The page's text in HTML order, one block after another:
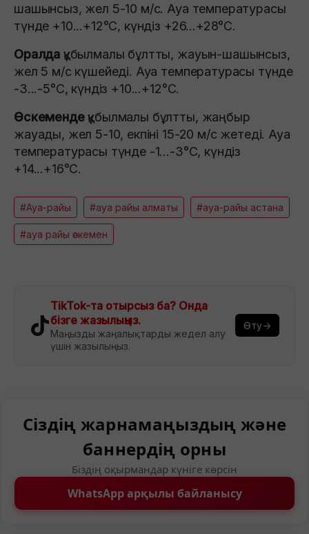
шашынсыз, жел 5-10 м/с. Ауа температурасы
түнде +10...+12°C, күндіз +26...+28°C.
Оралда құбылмалы бұлтты, жауын-шашынсыз,
жел 5 м/с күшейеді. Ауа температурасы түнде
-3...-5°C, күндіз +10...+12°C.
Өскемендеқұбылмалы бұлтты, жаңбыр
жауады, жел 5-10, екпіні 15-20 м/с жетеді. Ауа
температурасы түнде -1...-3°C, күндіз
+14...+16°C.
#Ауа-райы #ауа райы алматы #ауа-райы астана
#ауа райы өскемен
TikTok-та отырсыз ба? Онда
бізге жазылыңыз.
Маңызды жаңалықтарды жедел алу
үшін жазылыңыз.
Өту→
Сіздің жарнамаңыздың және
баннердің орны
Біздің оқырмандар күніге көрсін
WhatsApp арқылы байланысу